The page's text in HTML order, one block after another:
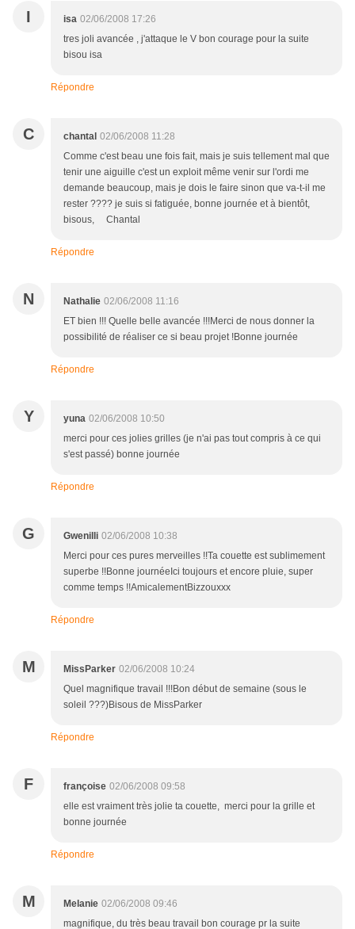
I isa 02/06/2008 17:26
tres joli avancée , j'attaque le V bon courage pour la suite
bisou isa
Répondre
C chantal 02/06/2008 11:28
Comme c'est beau une fois fait, mais je suis tellement mal que
tenir une aiguille c'est un exploit même venir sur l'ordi me
demande beaucoup, mais je dois le faire sinon que va-t-il me
rester ???? je suis si fatiguée, bonne journée et à bientôt,
bisous, Chantal
Répondre
N Nathalie 02/06/2008 11:16
ET bien !!! Quelle belle avancée !!!Merci de nous donner la
possibilité de réaliser ce si beau projet !Bonne journée
Répondre
Y yuna 02/06/2008 10:50
merci pour ces jolies grilles (je n'ai pas tout compris à ce qui
s'est passé) bonne journée
Répondre
G Gwenilli 02/06/2008 10:38
Merci pour ces pures merveilles !!Ta couette est sublimement
superbe !!Bonne journéeIci toujours et encore pluie, super
comme temps !!AmicalementBizzouxxx
Répondre
M MissParker 02/06/2008 10:24
Quel magnifique travail !!!Bon début de semaine (sous le
soleil ???)Bisous de MissParker
Répondre
F françoise 02/06/2008 09:58
elle est vraiment très jolie ta couette, merci pour la grille et
bonne journée
Répondre
M Melanie 02/06/2008 09:46
magnifique, du très beau travail bon courage pr la suite